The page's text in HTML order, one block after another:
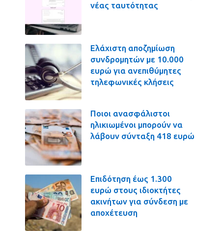
νέας ταυτότητας
Ελάχιστη αποζημίωση
συνδρομητών με 10.000
ευρώ για ανεπιθύμητες
τηλεφωνικές κλήσεις
Ποιοι ανασφάλιστοι
ηλικιωμένοι μπορούν να
λάβουν σύνταξη 418 ευρώ
Επιδότηση έως 1.300
ευρώ στους ιδιοκτήτες
ακινήτων για σύνδεση με
αποχέτευση